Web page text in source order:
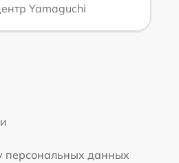
Yamaguchi
персональных данных